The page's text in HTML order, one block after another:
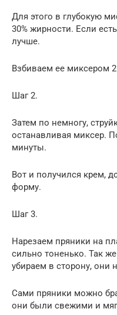
Для этого в глубокую
30% жирности. Если
лучше.
Взбиваем ее миксером
Шаг 2.
Затем по немногу,
останавливая миксер.
минуты.
Вот и получился крем,
форму.
Шаг 3.
Нарезаем пряники на
сильно тоненько. Так
убираем в сторону, они
Сами пряники можно
они были свежими и